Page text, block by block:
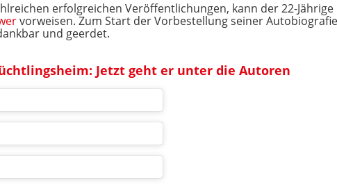
erfolgreichen Veröffentlichungen, kann der 22-Jährige
vorweisen. Zum Start der Vorbestellung seiner Autobiografie
und geerdet.
Jetzt geht er unter die Autoren